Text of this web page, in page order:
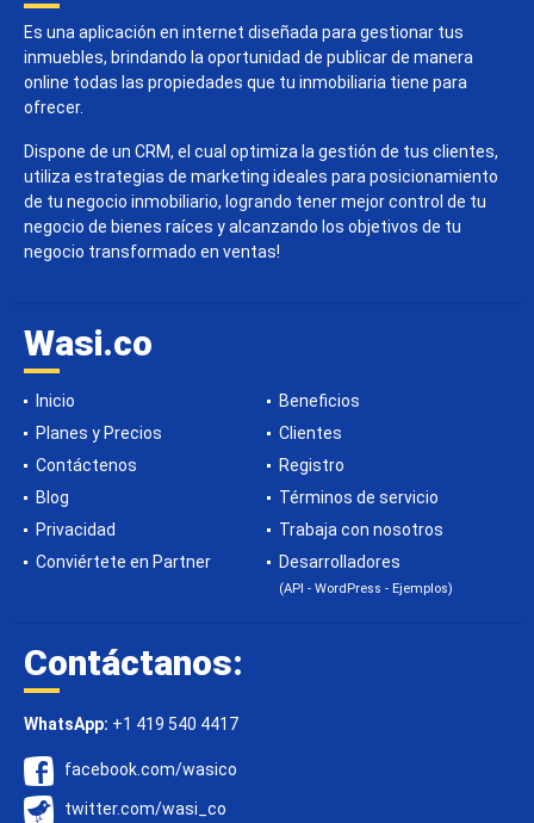
Es una aplicación en internet diseñada para gestionar tus
inmuebles, brindando la oportunidad de publicar de manera
online todas las propiedades que tu inmobiliaria tiene para
ofrecer.
Dispone de un CRM, el cual optimiza la gestión de tus clientes,
utiliza estrategias de marketing ideales para posicionamiento
de tu negocio inmobiliario, logrando tener mejor control de tu
negocio de bienes raíces y alcanzando los objetivos de tu
negocio transformado en ventas!
Wasi.co
Inicio
Beneficios
Planes y Precios
Clientes
Contáctenos
Registro
Blog
Términos de servicio
Privacidad
Trabaja con nosotros
Conviértete en Partner
Desarrolladores
(API - WordPress - Ejemplos)
Contáctanos:
WhatsApp: +1 419 540 4417
facebook.com/wasico
twitter.com/wasi_co